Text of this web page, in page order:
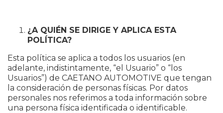
¿A QUIÉN SE DIRIGE Y APLICA ESTA
POLÍTICA?
Esta política se aplica a todos los usuarios (en
adelante, indistintamente, “el Usuario” o “los
Usuarios”) de CAETANO AUTOMOTIVE que tengan
la consideración de personas físicas. Por datos
personales nos referimos a toda información sobre
una persona física identificada o identificable.